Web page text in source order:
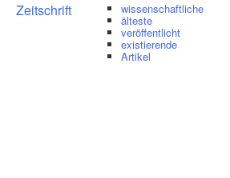
Zeitschrift wissenschaftliche
älteste
veröffentlicht
existierende
Artikel